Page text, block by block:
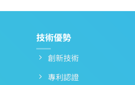
技術優勢
創新技術
專利認證